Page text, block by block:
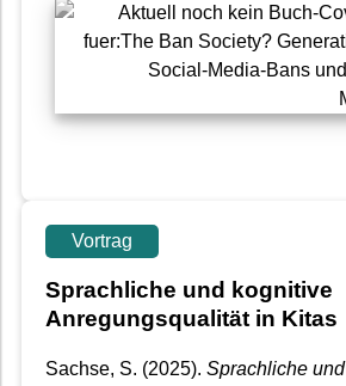
Vortrag
Sprachliche und kognitive
Anregungsqualität in Kitas
Sachse, S. (2025). Sprachliche und